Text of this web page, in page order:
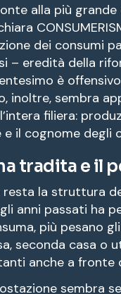
alla più
dei consumi
– eredità della
è
inoltre, sembra
filiera:
e il cognome degli
tradita e il
resta la struttura
anni passati ha
più pesano
seconda casa o
anche a fronte
sembra